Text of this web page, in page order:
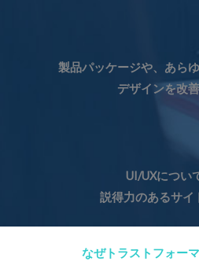
製品パッケージや、 あら
デザインを改
UI/UXについ
説得力のあるサイ
なぜトラストフォー